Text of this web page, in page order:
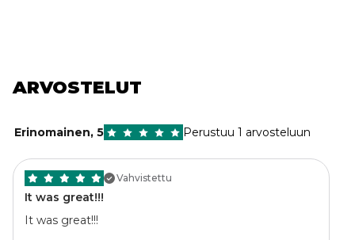
ARVOSTELUT
Erinomainen,5 Perustuu 1 arvosteluun
Vahvistettu
It was great!!!
It was great!!!